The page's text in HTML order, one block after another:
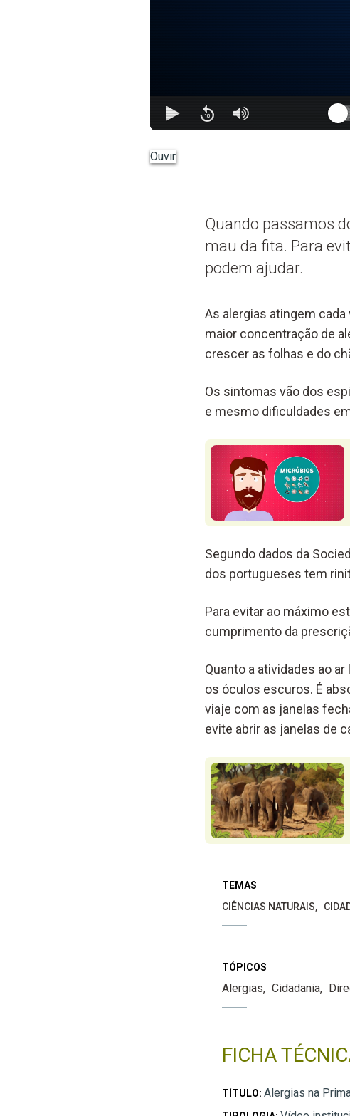
Ouvir
Quando passamos
mau da fita. Para
podem ajudar.
As alergias atingem
maior concentração de
crescer as folhas e do
Os sintomas vão dos
e mesmo dificuldades
Segundo dados da
dos portugueses tem
Para evitar ao máximo
cumprimento da
Quanto a atividades ao
os óculos escuros. É
viaje com as janelas
evite abrir as janelas de
TEMAS
CIÊNCIAS NATURAIS
TÓPICOS
Alergias Cidadania
FICHA
TÍTULO: Alergias na